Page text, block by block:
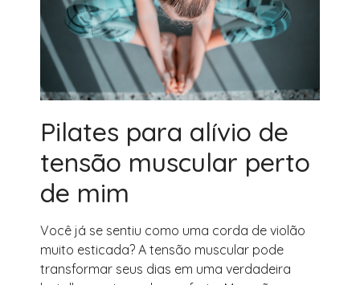
Pilates para alívio de
tensão muscular perto
de mim
Você já se sentiu como uma corda de violão
muito esticada? A tensão muscular pode
transformar seus dias em uma verdadeira